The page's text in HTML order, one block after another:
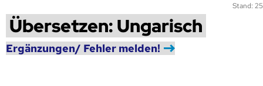
Stand:
Übersetzen: Ungarisch
Ergänzungen/ Fehler melden!